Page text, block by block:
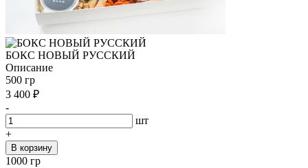
БОКС НОВЫЙ РУССКИЙ
Описание
500 гр
3 400 ₽
-
шт
+
В корзину
1000 гр